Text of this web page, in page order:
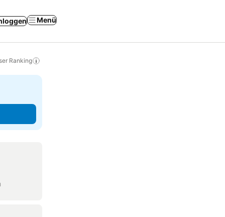
Menü
Ranking